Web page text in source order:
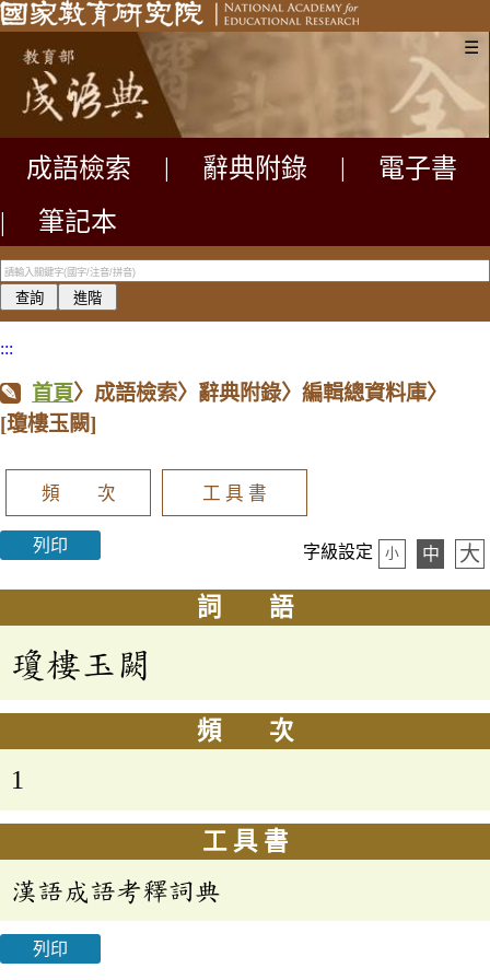
☰
成語檢索 辭典附錄
電子書
|
筆記本
:::
首頁〉成語檢索〉辭典附錄〉編輯總資料庫〉
[瓊樓玉闕]
頻 次 工 具 書
列印 字級設定 小 中 大
詞 語
瓊樓玉闕
頻 次
1
工 具 書
漢語成語考釋詞典
列印